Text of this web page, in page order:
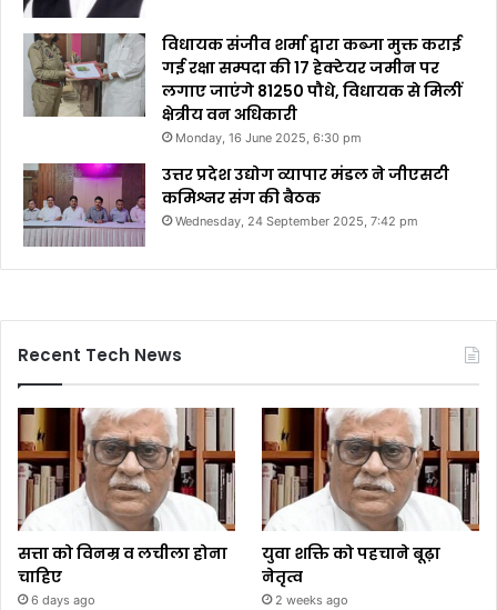
विधायक संजीव शर्मा द्वारा कब्जा मुक्त कराई
गई रक्षा सम्पदा की 17 हेक्टेयर जमीन पर
लगाए जाएंगे 81250 पौधे, विधायक से मिलीं
क्षेत्रीय वन अधिकारी
Monday, 16 June 2025, 6:30 pm
उत्तर प्रदेश उद्योग व्यापार मंडल ने जीएसटी
कमिश्नर संग की बैठक
Wednesday, 24 September 2025, 7:42 pm
Recent Tech News
सत्ता को विनम्र व लचीला होना
चाहिए
6 days ago
युवा शक्ति को पहचाने बूढ़ा
नेतृत्व
2 weeks ago